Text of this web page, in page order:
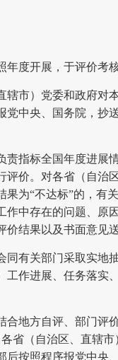
度开展，于评价考
市）党委和政府对
党中央、国务院，抄
指标全国年度进展
评价。对各省（自治
果为“不达标”的，有
作中存在的问题、原
价结果以及书面意见
有关部门采取实地
工作进展、任务落实
地方自评、部门评
省（自治区、直辖
后按照程序报党中央